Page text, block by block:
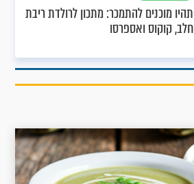
תהיו מוכנים להתמכר: מתכון לרולדת ריבת
חלב, קוקוס ואספרסו